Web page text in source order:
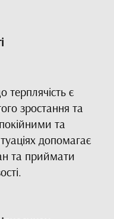
є
зростання та
та
допомагає
та приймати